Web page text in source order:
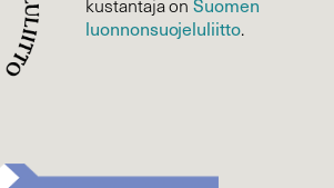
luonnonsuojelu­liitto.